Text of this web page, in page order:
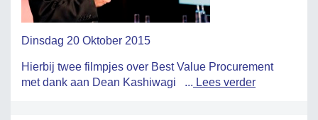
Dinsdag 20 Oktober 2015
Hierbij twee filmpjes over Best Value Procurement
met dank aan Dean Kashiwagi ... Lees verder